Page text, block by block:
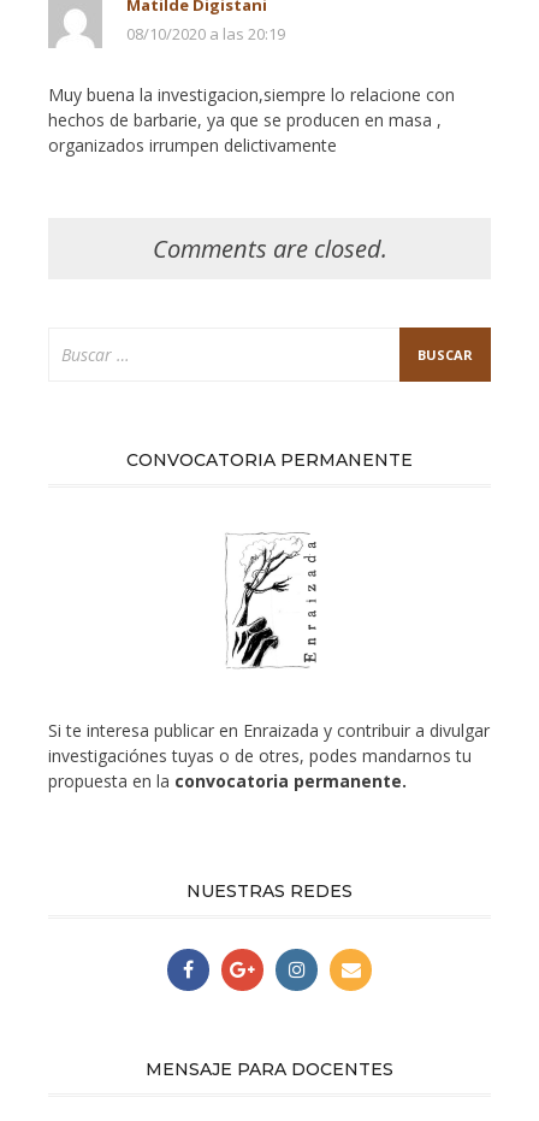
Matilde Digistani
08/10/2020 a las 20:19
Muy buena la investigacion,siempre lo relacione con
hechos de barbarie, ya que se producen en masa ,
organizados irrumpen delictivamente
Comments are closed.
CONVOCATORIA PERMANENTE
Si te interesa publicar en Enraizada y contribuir a divulgar
investigaciónes tuyas o de otres, podes mandarnos tu
propuesta en la convocatoria permanente.
NUESTRAS REDES
MENSAJE PARA DOCENTES